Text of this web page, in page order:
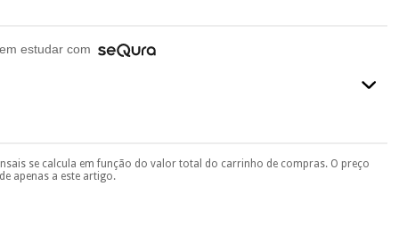
estudar com
do processo de compra, ao escolher o método de pagamento.
documento de identificação, número de telemóvel e
se calcula em função do valor total do carrinho de compras. O preço
apenas a este artigo.